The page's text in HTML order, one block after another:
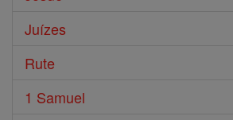
Juízes
Rute
1 Samuel